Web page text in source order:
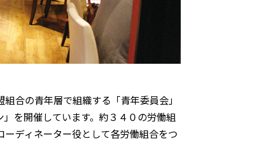
合の青年層で組織する「青年委員会」
を開催しています。約３４０の労働組
ディネーター役として各労働組合をつ